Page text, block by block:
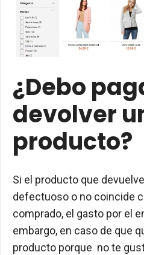
¿Debo
devolver
producto?
Si el producto que
defectuoso o no coincide
comprado, el gasto por el
embargo, en caso de que
producto porque no te